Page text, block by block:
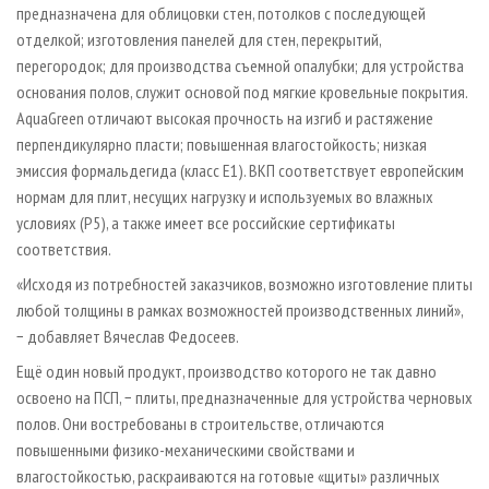
предназначена для облицовки стен, потолков с последующей
отделкой; изготовления панелей для стен, перекрытий,
перегородок; для производства съемной опалубки; для устройства
основания полов, служит основой под мягкие кровельные покрытия.
AquaGreen отличают высокая прочность на изгиб и растяжение
перпендикулярно пласти; повышенная влагостойкость; низкая
эмиссия формальдегида (класс Е1). ВКП соответствует европейским
нормам для плит, несущих нагрузку и используемых во влажных
условиях (Р5), а также имеет все российские сертификаты
соответствия.
«Исходя из потребностей заказчиков, возможно изготовление плиты
любой толщины в рамках возможностей производственных линий»,
− добавляет Вячеслав Федосеев.
Ещё один новый продукт, производство которого не так давно
освоено на ПСП, − плиты, предназначенные для устройства черновых
полов. Они востребованы в строительстве, отличаются
повышенными физико-механическими свойствами и
влагостойкостью, раскраиваются на готовые «щиты» различных